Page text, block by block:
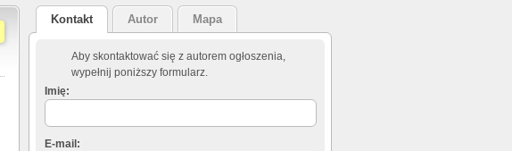
Kontakt Autor Mapa
Aby skontaktować się z autorem ogłoszenia,
wypełnij poniższy formularz.
Imię:
E-mail: